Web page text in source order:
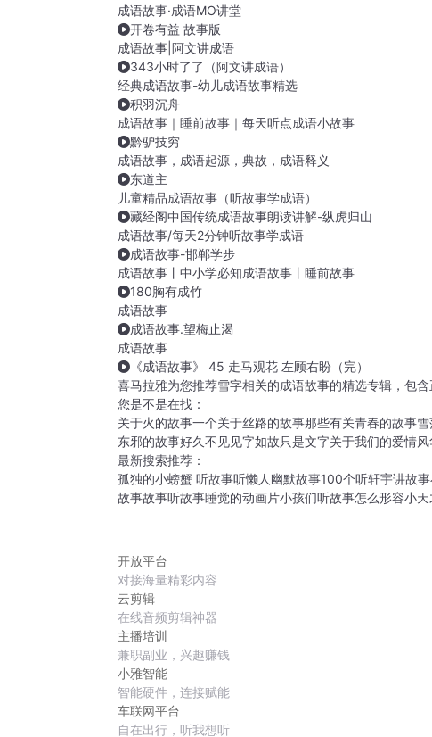
成语故事·成语MO讲堂
开卷有益 故事版
成语故事|阿文讲成语
343小时了了（阿文讲成语）
经典成语故事-幼儿成语故事精选
积羽沉舟
成语故事｜睡前故事｜每天听点成语小故事
黔驴技穷
成语故事，成语起源，典故，成语释义
东道主
儿童精品成语故事（听故事学成语）
藏经阁中国传统成语故事朗读讲解-纵虎归山
成语故事/每天2分钟听故事学成语
成语故事-邯郸学步
成语故事丨中小学必知成语故事丨睡前故事
180胸有成竹
成语故事
成语故事.望梅止渴
成语故事
《成语故事》 45 走马观花 左顾右盼（完）
喜马拉雅为您推荐雪字相关的成语故事的精选专辑，包
您是不是在找：
关于火的故事一个关于丝路的故事那些有关青春的故事
东邪的故事好久不见见字如故只是文字关于我们的爱情
最新搜索推荐：
孤独的小螃蟹 听故事听懒人幽默故事100个听轩宇讲故
故事故事听故事睡觉的动画片小孩们听故事怎么形容小
开放平台
对接海量精彩内容
云剪辑
在线音频剪辑神器
主播培训
兼职副业，兴趣赚钱
小雅智能
智能硬件，连接赋能
车联网平台
自在出行，听我想听